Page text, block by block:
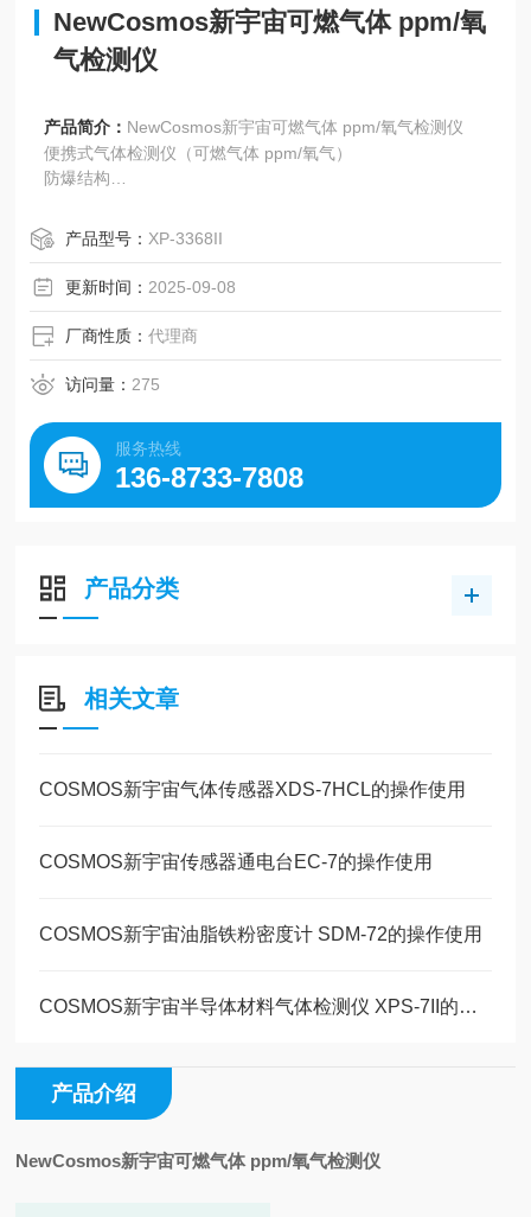
NewCosmos新宇宙可燃气体 ppm/氧
气检测仪
产品简介： NewCosmos新宇宙可燃气体 ppm/氧气检测仪
便携式气体检测仪（可燃气体 ppm/氧气）
防爆结构
浓度/趋势图。 此外，还可以设置自动电子邮件，在发生气体
警报时通知工人他们的位置信息。
提高抗冲击性
最多可将 5 种气体设置为购买时指定的检测目标（可选）
产品型号： XP-3368II
更新时间： 2025-09-08
厂商性质：代理商
访问量： 275
服务热线
136-8733-7808
产品分类
相关文章
COSMOS新宇宙气体传感器XDS-7HCL的操作使用
COSMOS新宇宙传感器通电台EC-7的操作使用
COSMOS新宇宙油脂铁粉密度计 SDM-72的操作使用
COSMOS新宇宙半导体材料气体检测仪 XPS-7II的操作使用
产品介绍
NewCosmos新宇宙可燃气体 ppm/氧气检测仪